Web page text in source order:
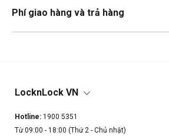
Phí giao hàng và trả hàng
LocknLock VN
Hotline: 1900 5351
Từ 09:00 - 18:00 (Thứ 2 - Chủ nhật)